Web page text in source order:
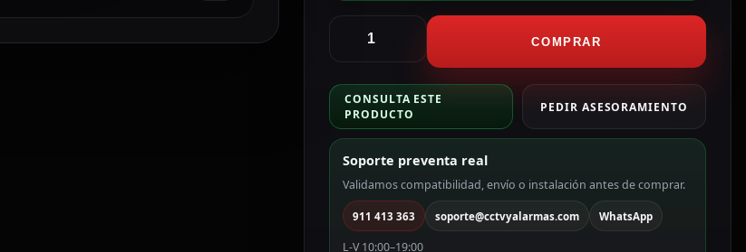
grabador
4
CH
IP
gama
VALUE
WiFi
DS-
7604NI-
Q1/W
COMPRAR
CONSULTA ESTE
PRODUCTO
PEDIR ASESORAMIENTO
Soporte preventa real
Validamos compatibilidad, envío o instalación antes de comprar.
911 413 363 soporte@cctvyalarmas.com WhatsApp
L-V 10:00–19:00